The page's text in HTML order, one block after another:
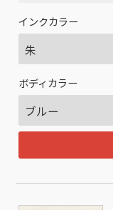
インクカラー
ボディカラー